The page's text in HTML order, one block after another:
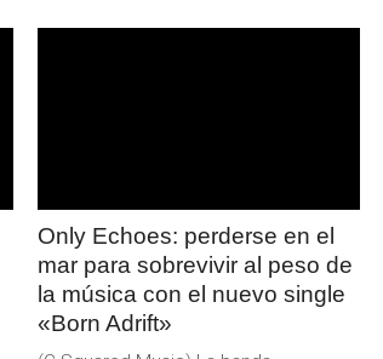
Only Echoes: perderse en el
mar para sobrevivir al peso de
la música con el nuevo single
«Born Adrift»